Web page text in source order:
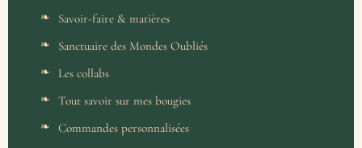
Savoir-faire & matières
Sanctuaire des Mondes Oubliés
Les collabs
Tout savoir sur mes bougies
Commandes personnalisées